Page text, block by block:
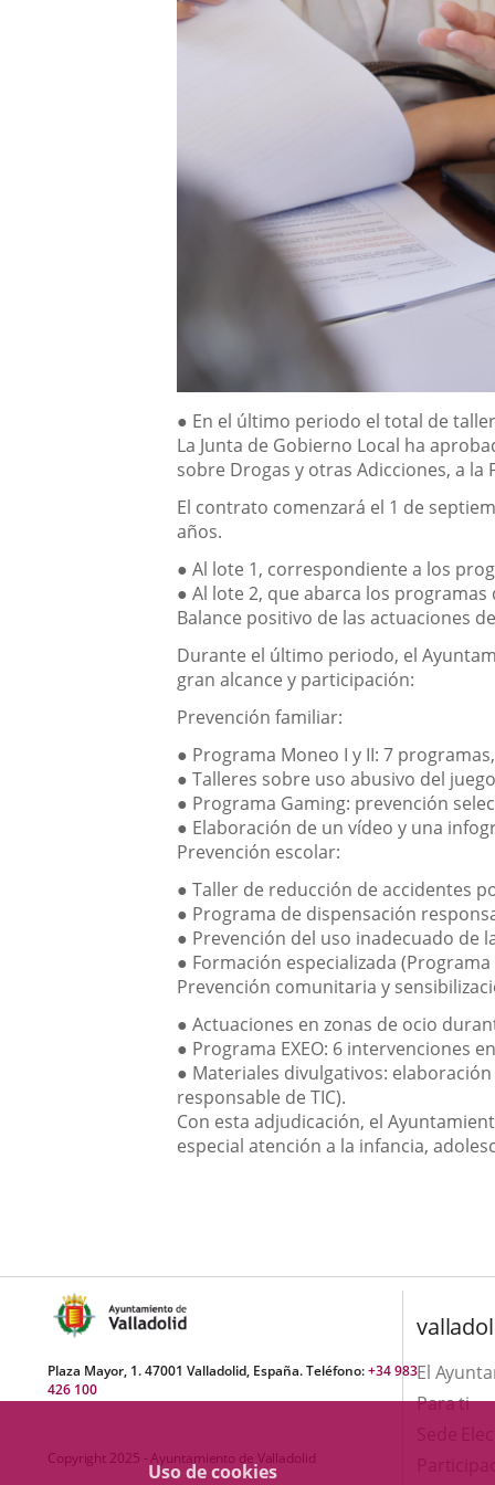
Uso de cookies
Descripción
● En el último periodo el total de
La Junta de Gobierno Local ha
sobre Drogas y otras Adicciones, a
El contrato comenzará el 1 de
años.
●Al lote 1, correspondiente a los
●Al lote 2, que abarca los
Balance positivo de las actuaciones
Durante el último periodo, el
gran alcance y participación:
Prevención familiar:
● Programa Moneo I y II: 7
●Talleres sobre uso abusivo del
● Programa Gaming: prevención
● Elaboración de unvídeo y una
Prevención escolar:
●Taller de reducción de accidentes
● Programa de dispensación
● Prevención del uso inadecuado de
● Formación especializada (Programa
Prevención comunitaria y
●Actuaciones enzonas de ocio
● Programa EXEO: 6 intervenciones
● Materiales divulgativos:
responsable de TIC).
Con esta adjudicación, el
especial atención a la infancia,
Plaza Mayor, 1. 47001 Valladolid, España. Teléfono:+34 983
426 100
Copyright 2025 - Ayuntamiento de Valladolid
El
Para ti